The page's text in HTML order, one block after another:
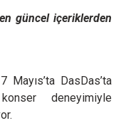
güncel içeriklerden
Mayıs’ta DasDas’ta
deneyimiyle